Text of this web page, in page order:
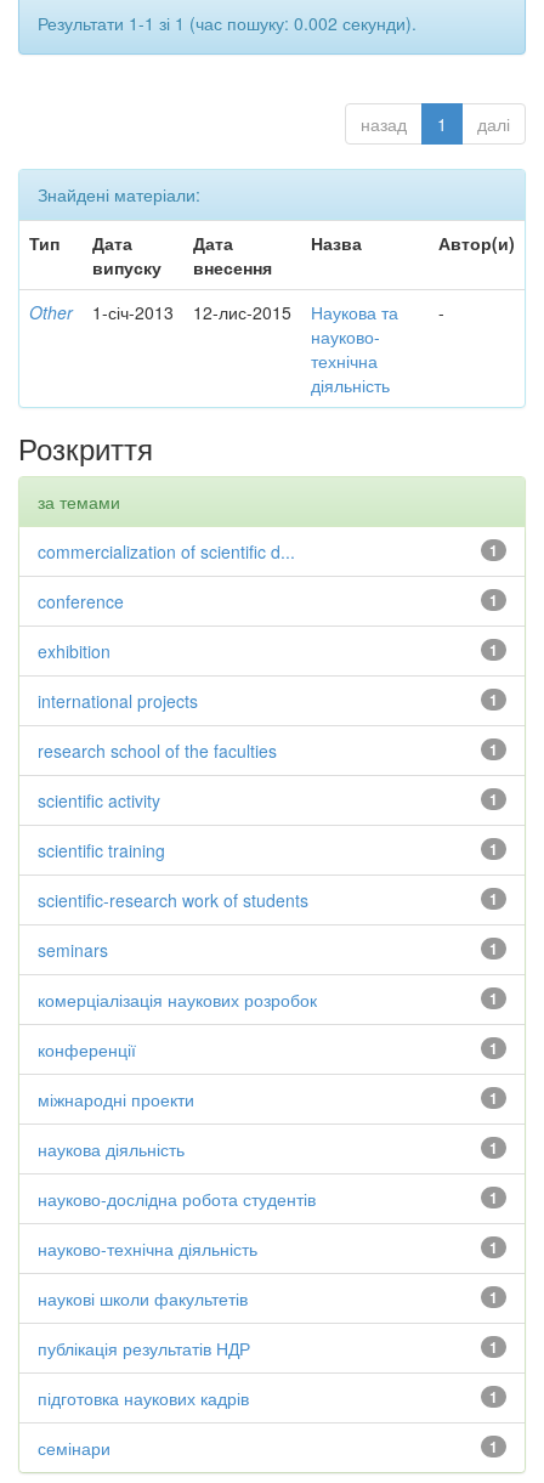
Результати 1-1 зі 1 (час пошуку: 0.002 секунди).
назад 1 далі
Знайдені матеріали:
Тип
Дата
випуску
Дата
внесення
Назва Автор(и)
Other 1-січ-2013 12-лис-2015
Наукова та
науково-
технічна
діяльність
-
Розкриття
за темами
1
commercialization of scientific d...
1
conference
1
exhibition
1
international projects
1
research school of the faculties
1
scientific activity
1
scientific training
1
scientific-research work of students
1
seminars
1
комерціалізація наукових розробок
1
конференції
1
міжнародні проекти
1
наукова діяльність
1
науково-дослідна робота студентів
1
науково-технічна діяльність
1
наукові школи факультетів
1
публікація результатів НДР
1
підготовка наукових кадрів
1
семінари